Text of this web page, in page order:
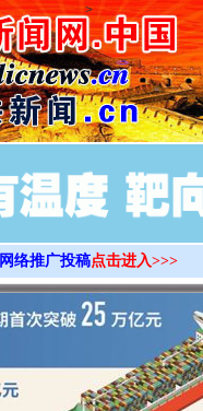
>
网络推广投稿点击进入>>>